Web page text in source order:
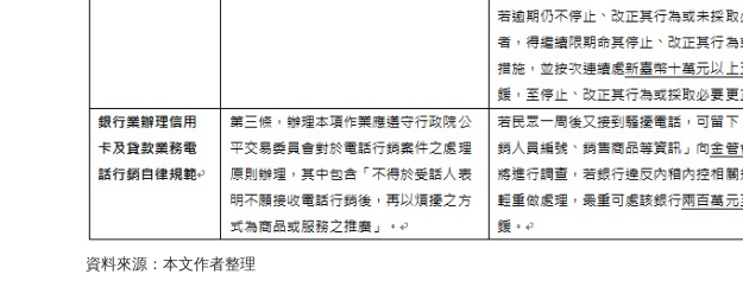
資料來源：本文作者整理